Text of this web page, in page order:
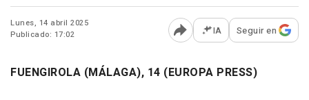
Lunes, 14 abril 2025
Publicado: 17:02
Abrir opciones para
IA Seguir en
FUENGIROLA (MÁLAGA), 14 (EUROPA PRESS)